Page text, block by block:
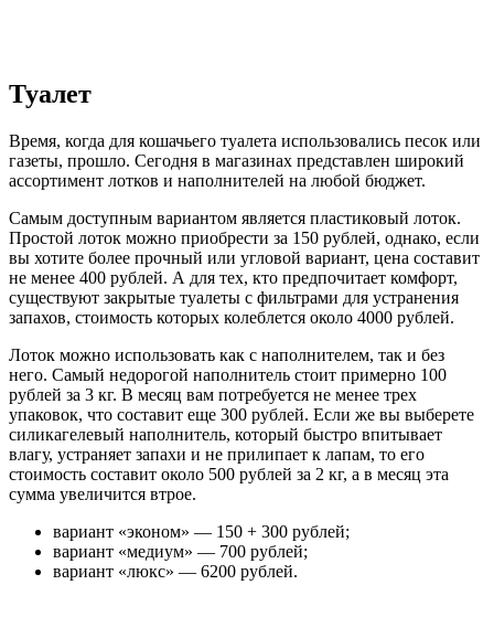
Туалет
Время, когда для кошачьего туалета использовались песок или
газеты, прошло. Сегодня в магазинах представлен широкий
ассортимент лотков и наполнителей на любой бюджет.
Самым доступным вариантом является пластиковый лоток.
Простой лоток можно приобрести за 150 рублей, однако, если
вы хотите более прочный или угловой вариант, цена составит
не менее 400 рублей. А для тех, кто предпочитает комфорт,
существуют закрытые туалеты с фильтрами для устранения
запахов, стоимость которых колеблется около 4000 рублей.
Лоток можно использовать как с наполнителем, так и без
него. Самый недорогой наполнитель стоит примерно 100
рублей за 3 кг. В месяц вам потребуется не менее трех
упаковок, что составит еще 300 рублей. Если же вы выберете
силикагелевый наполнитель, который быстро впитывает
влагу, устраняет запахи и не прилипает к лапам, то его
стоимость составит около 500 рублей за 2 кг, а в месяц эта
сумма увеличится втрое.
вариант «эконом» — 150 + 300 рублей;
вариант «медиум» — 700 рублей;
вариант «люкс» — 6200 рублей.